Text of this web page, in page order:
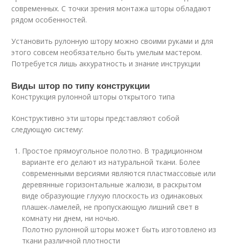
современных. С точки зрения монтажа шторы обладают
рядом особенностей.
Установить рулонную штору можно своими руками и для
этого совсем необязательно быть умелым мастером.
Потребуется лишь аккуратность и знание инструкции
Виды штор по типу конструкции
Конструкция рулонной шторы открытого типа
Конструктивно эти шторы представляют собой
следующую систему:
Простое прямоугольное полотно. В традиционном
варианте его делают из натуральной ткани. Более
современными версиями являются пластмассовые или
деревянные горизонтальные жалюзи, в раскрытом
виде образующие глухую плоскость из одинаковых
плашек-ламелей, не пропускающую лишний свет в
комнату ни днем, ни ночью.
Полотно рулонной шторы может быть изготовлено из
ткани различной плотности